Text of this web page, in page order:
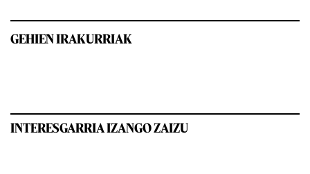
GEHIEN IRAKURRIAK
INTERESGARRIA IZANGO ZAIZU